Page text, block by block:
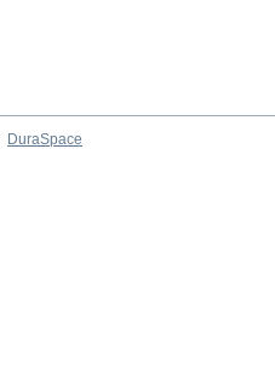
DuraSpace